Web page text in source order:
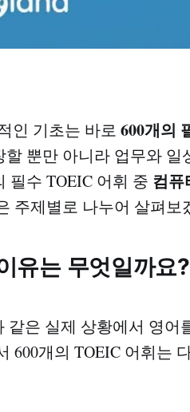
인 기초는 바로 600개의
뿐만 아니라 업무와 일
필수 TOEIC 어휘 중 컴퓨
주제별로 나누어 살펴보
유는 무엇일까요?
같은 실제 상황에서 영어
600개의 TOEIC 어휘는